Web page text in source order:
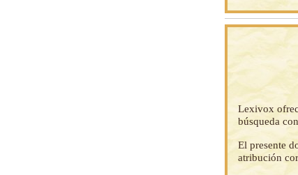
Lexivox
búsqueda
El presente
atribución